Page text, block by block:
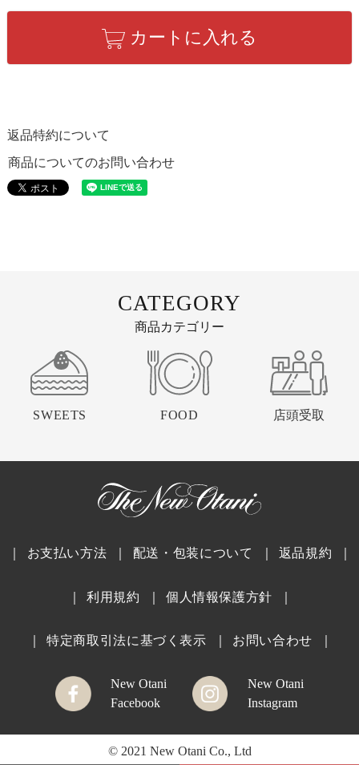
カートに入れる
返品特約について
商品についてのお問い合わせ
CATEGORY
商品カテゴリー
SWEETS FOOD 店頭受取
お支払い方法 配送・包装について 返品規約
利用規約 個人情報保護方針
特定商取引法に基づく表示 お問い合わせ
New Otani
Facebook
New Otani
Instagram
© 2021 New Otani Co., Ltd